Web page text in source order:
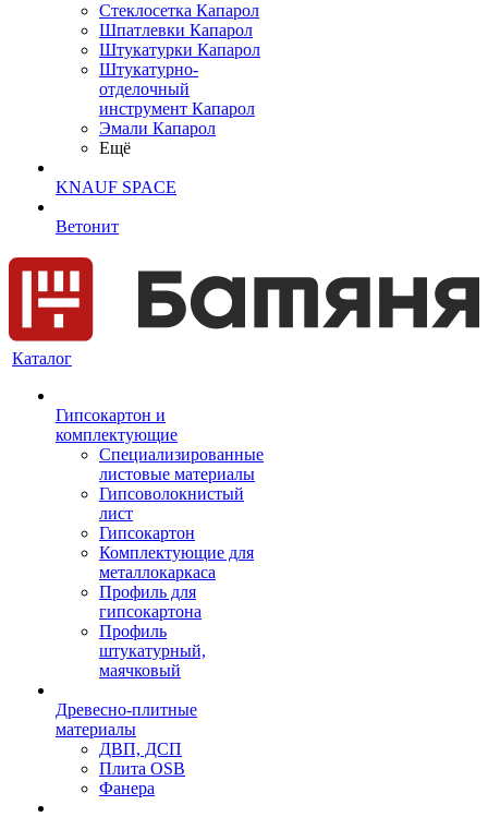
Cтеклосетка Капарол
Шпатлевки Капарол
Штукатурки Капарол
Штукатурно-
отделочный
инструмент Капарол
Эмали Капарол
Ещё
KNAUF SPACE
Ветонит
Каталог
Гипсокартон и
комплектующие
Специализированные
листовые материалы
Гипсоволокнистый
лист
Гипсокартон
Комплектующие для
металлокаркаса
Профиль для
гипсокартона
Профиль
штукатурный,
маячковый
Древесно-плитные
материалы
ДВП, ДСП
Плита OSB
Фанера